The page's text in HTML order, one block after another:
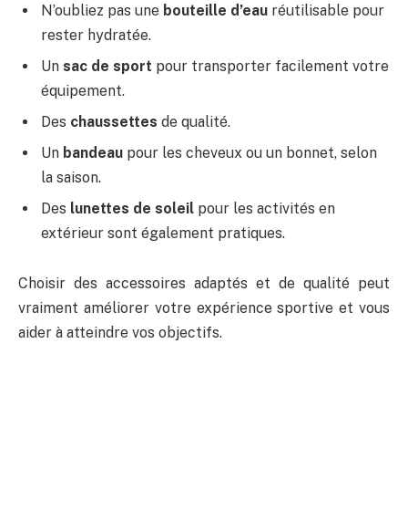
N’oubliez pas une bouteille d’eau réutilisable pour
rester hydratée.
Un sac de sport pour transporter facilement votre
équipement.
Des chaussettes de qualité.
Un bandeau pour les cheveux ou un bonnet, selon
la saison.
Des lunettes de soleil pour les activités en
extérieur sont également pratiques.
Choisir des accessoires adaptés et de qualité peut
vraiment améliorer votre expérience sportive et vous
aider à atteindre vos objectifs.